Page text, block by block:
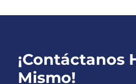
¡Contáctanos
Mismo!